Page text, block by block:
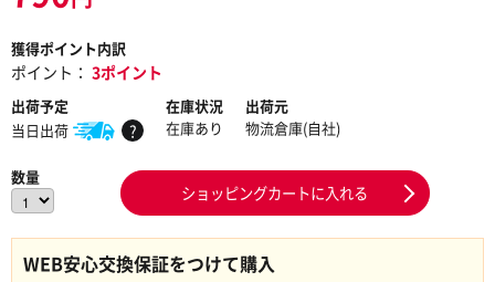
獲得ポイント内訳
ポイント： 3ポイント
出荷予定
当日出荷
?
在庫状況
在庫あり
出荷元
物流倉庫(自社)
数量
ショッピングカートに入れる
WEB安心交換保証をつけて購入